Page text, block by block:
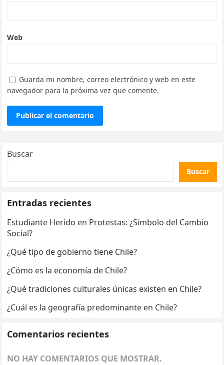
Web
Guarda mi nombre, correo electrónico y web en este
navegador para la próxima vez que comente.
Buscar
Buscar
Entradas recientes
Estudiante Herido en Protestas: ¿Símbolo del Cambio
Social?
¿Qué tipo de gobierno tiene Chile?
¿Cómo es la economía de Chile?
¿Qué tradiciones culturales únicas existen en Chile?
¿Cuál es la geografía predominante en Chile?
Comentarios recientes
NO HAY COMENTARIOS QUE MOSTRAR.